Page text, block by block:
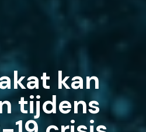
kan
tijdens